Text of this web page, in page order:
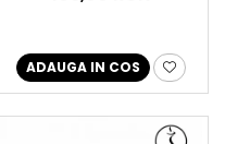
ADAUGA IN COS